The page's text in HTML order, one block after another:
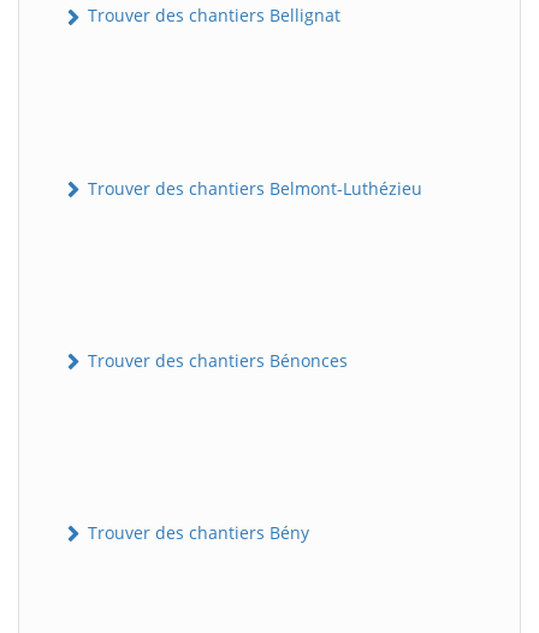
Trouver des chantiers Bellignat
Trouver des chantiers Belmont-Luthézieu
Trouver des chantiers Bénonces
Trouver des chantiers Bény